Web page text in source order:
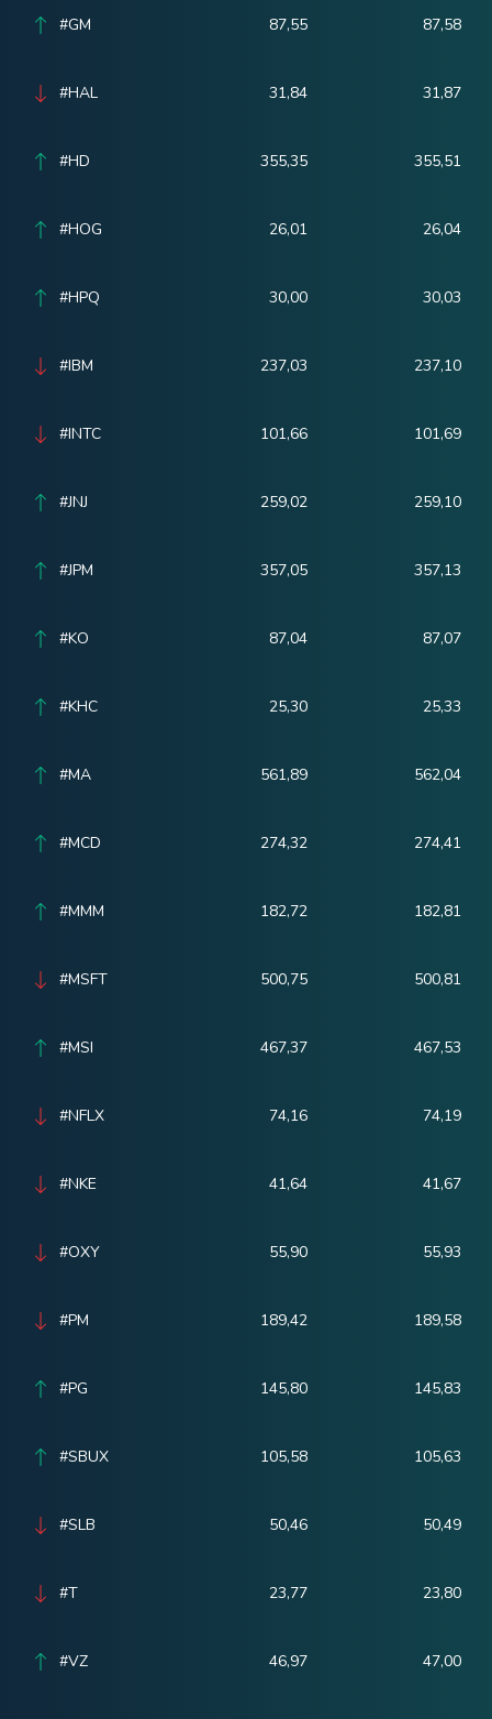
#GM 87,55 87,58
#HAL 31,84 31,87
#HD 355,35 355,51
#HOG 26,01 26,04
#HPQ 30,00 30,03
#IBM 237,03 237,10
#INTC 101,66 101,69
#JNJ 259,02 259,10
#JPM 357,05 357,13
#KO 87,04 87,07
#KHC 25,30 25,33
#MA 561,89 562,04
#MCD 274,32 274,41
#MMM 182,72 182,81
#MSFT 500,75 500,81
#MSI 467,37 467,53
#NFLX 74,16 74,19
#NKE 41,64 41,67
#OXY 55,90 55,93
#PM 189,42 189,58
#PG 145,80 145,83
#SBUX 105,58 105,63
#SLB 50,46 50,49
#T 23,77 23,80
#VZ 46,97 47,00